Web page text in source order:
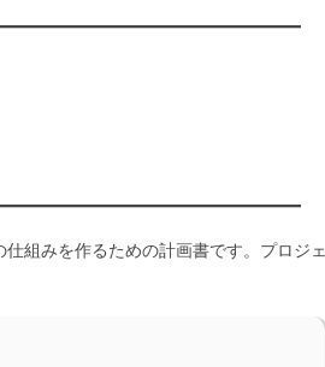
組みを作るための計画書です。プロジェ